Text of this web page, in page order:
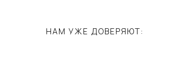
НАМ УЖЕ ДОВЕРЯЮТ: